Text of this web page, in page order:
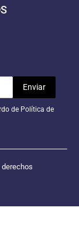
de Política de